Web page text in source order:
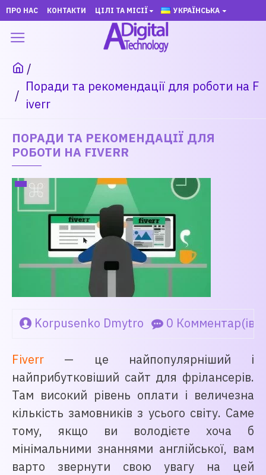
ПРО НАС КОНТАКТИ ЦІЛІ ТА МІСІЇ УКРАЇНСЬКА
Поради та рекомендації для роботи на F
iverr
ПОРАДИ ТА РЕКОМЕНДАЦІЇ ДЛЯ
РОБОТИ НА FIVERR
Korpusenko Dmytro 0 Комментар(ів)
Fiverr — це найпопулярніший і
найприбутковіший сайт для фрілансерів.
Там високий рівень оплати і величезна
кількість замовників з усього світу. Саме
тому, якщо ви володієте хоча б
мінімальними знаннями англійської, вам
варто звернути свою увагу на цей